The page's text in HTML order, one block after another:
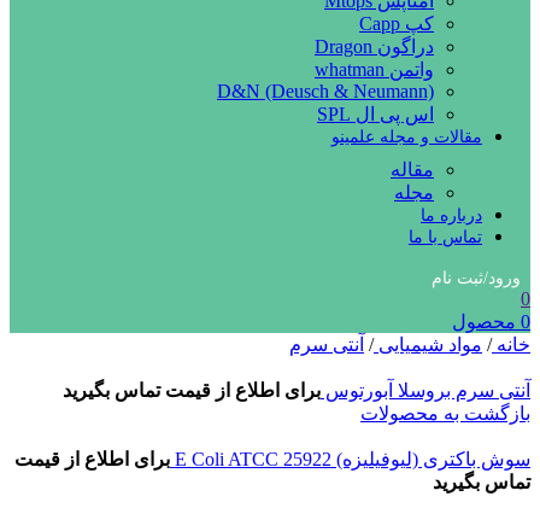
کپ Capp
دراگون Dragon
واتمن whatman
D&N (Deusch & Neumann)
اس پی ال SPL
مقالات و مجله علمینو
مقاله
مجله
درباره ما
تماس با ما
ورود/ثبت نام
0
0 محصول
خانه/ مواد شیمیایی/ آنتی سرم
آنتی سرم بروسلا آبورتوس برای اطلاع از قیمت تماس بگیرید
بازگشت به محصولات
سوش باکتری (لیوفیلیزه) E Coli ATCC 25922
برای اطلاع از قیمت
تماس بگیرید